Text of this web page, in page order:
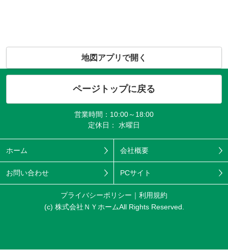
地図アプリで開く
ページトップに戻る
営業時間：10:00～18:00
定休日： 水曜日
ホーム 会社概要
お問い合わせ PCサイト
プライバシーポリシー
利用規約
(c) 株式会社ＮＹホームAll Rights Reserved.